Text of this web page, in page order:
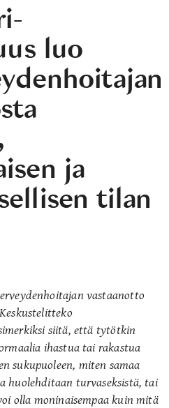
luo
ja
tilan
vastaanotto
siitä, että tytötkin
ihastua tai rakastua
sukupuoleen, miten samaa
huolehditaan turvaseksistä, tai
olla moninaisempaa kuin mitä